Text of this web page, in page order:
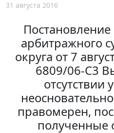
31 августа 2016
арбитражного
округа от 7
6809/06-С3
отсутствии
правомерен,
полученные